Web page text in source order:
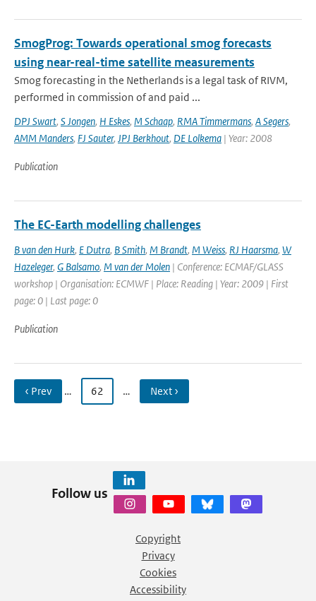
SmogProg: Towards operational smog forecasts
using near-real-time satellite measurements
Smog forecasting in the Netherlands is a legal task of RIVM,
performed in commission of and paid ...
DPJ Swart, S Jongen, H Eskes, M Schaap, RMA Timmermans, A Segers,
AMM Manders, FJ Sauter, JPJ Berkhout, DE Lolkema | Year: 2008
Publication
The EC-Earth modelling challenges
B van den Hurk, E Dutra, B Smith, M Brandt, M Weiss, RJ Haarsma, W
Hazeleger, G Balsamo, M van der Molen | Conference: ECMAF/GLASS
workshop | Organisation: ECMWF | Place: Reading | Year: 2009 | First
page: 0 | Last page: 0
Publication
‹ Prev … 62 … Next ›
Follow us
Copyright
Privacy
Cookies
Accessibility